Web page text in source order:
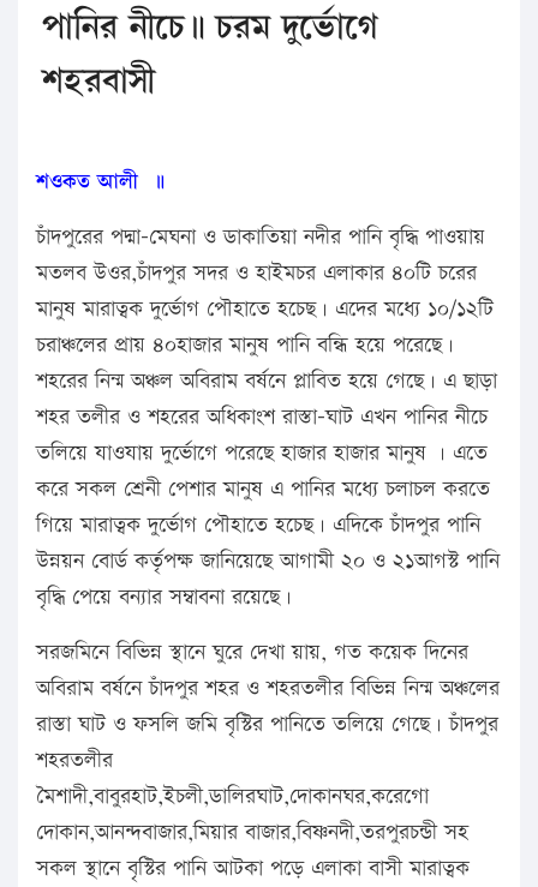
পানির নীচে॥ চরম দুর্ভোগে
শহরবাসী
শওকত আলী ॥
চাঁদপুরের পদ্মা-মেঘনা ও ডাকাতিয়া নদীর পানি বৃদ্ধি পাওয়ায়
মতলব উওর,চাঁদপুর সদর ও হাইমচর এলাকার ৪০টি চরের
মানুষ মারাত্বক দুর্ভোগ পৌহাতে হচেছ। এদের মধ্যে ১০/১২টি
চরাঞ্চলের প্রায় ৪০হাজার মানুষ পানি বন্ধি হয়ে পরেছে।
শহরের নিন্ম অঞ্চল অবিরাম বর্ষনে প্লাবিত হয়ে গেছে। এ ছাড়া
শহর তলীর ও শহরের অধিকাংশ রাস্তা-ঘাট এখন পানির নীচে
তলিয়ে যাওযায় দুর্ভোগে পরেছে হাজার হাজার মানুষ । এতে
করে সকল শ্রেনী পেশার মানুষ এ পানির মধ্যে চলাচল করতে
গিয়ে মারাত্বক দুর্ভোগ পৌহাতে হচেছ। এদিকে চাঁদপুর পানি
উন্নয়ন বোর্ড কর্তৃপক্ষ জানিয়েছে আগামী ২০ ও ২১আগস্ট পানি
বৃদ্ধি পেয়ে বন্যার সম্বাবনা রয়েছে।
সরজমিনে বিভিন্ন স্থানে ঘুরে দেখা য়ায়, গত কয়েক দিনের
অবিরাম বর্ষনে চাঁদপুর শহর ও শহরতলীর বিভিন্ন নিন্ম অঞ্চলের
রাস্তা ঘাট ও ফসলি জমি বৃস্টির পানিতে তলিয়ে গেছে। চাঁদপুর
শহরতলীর
মৈশাদী,বাবুরহাট,ইচলী,ডালিরঘাট,দোকানঘর,করেগো
দোকান,আনন্দবাজার,মিয়ার বাজার,বিষ্ণনদী,তরপুরচন্ডী সহ
সকল স্থানে বৃস্টির পানি আটকা পড়ে এলাকা বাসী মারাত্বক